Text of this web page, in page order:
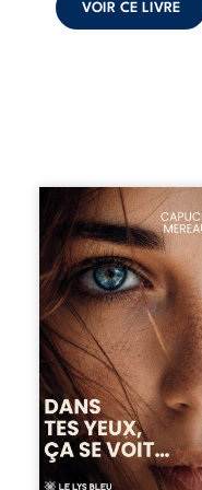
VOIR CE LIVRE
À seize ans,
Violette peine à
trouver sa place
dans la société.
Entre timidité,
moqueries et peur
du jugement, elle
avance avec le
sentiment d’être
différente, sans
comprendre
pleinement ce qui
l’habite. Sa
rencontre avec
Louise bouleverse